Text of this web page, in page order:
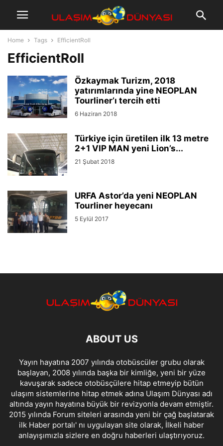
Home Tags EfficientRoll
EfficientRoll
Özkaymak Turizm, 2018
yatırımlarında yine NEOPLAN
Tourliner’ı tercih etti
6 Haziran 2018
Türkiye için üretilen ilk 13 metre
2+1 VIP MAN yeni Lion’s...
21 Şubat 2018
URFA Astor’da yeni NEOPLAN
Tourliner heyecanı
5 Eylül 2017
ABOUT US
Yayın hayatına 2007 yılında otobüscüler grubu olarak
başlayan, 2008 yılında başka bir kimliğe, yeni bir yüze
kavuşarak sadece otobüsçülere hitap etmeyip bütün
ulaşım sistemlerine hitap etmek adına Ulaşım Dünyası adı
altında yayın hayatına büyük bir revizyonla devam etmiştir.
2015 yılında Forum siteleri arasında yeni bir çağ başlatarak
ilk Haber portalı' nı uygulayan site olarak, İlkeli haber
anlayışımızla sizlere en doğru haberleri ulaştırıyoruz.